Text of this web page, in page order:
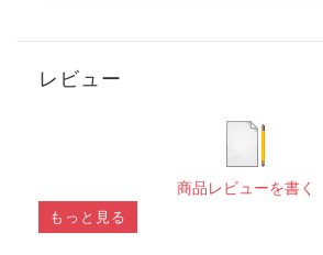
レビュー
商品レビューを書く
もっと見る